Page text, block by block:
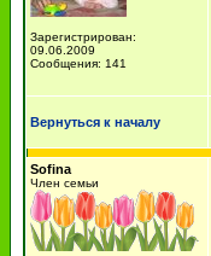
Зарегистрирован:
09.06.2009
Сообщения: 141
Вернуться к началу
Sofina
Член семьи